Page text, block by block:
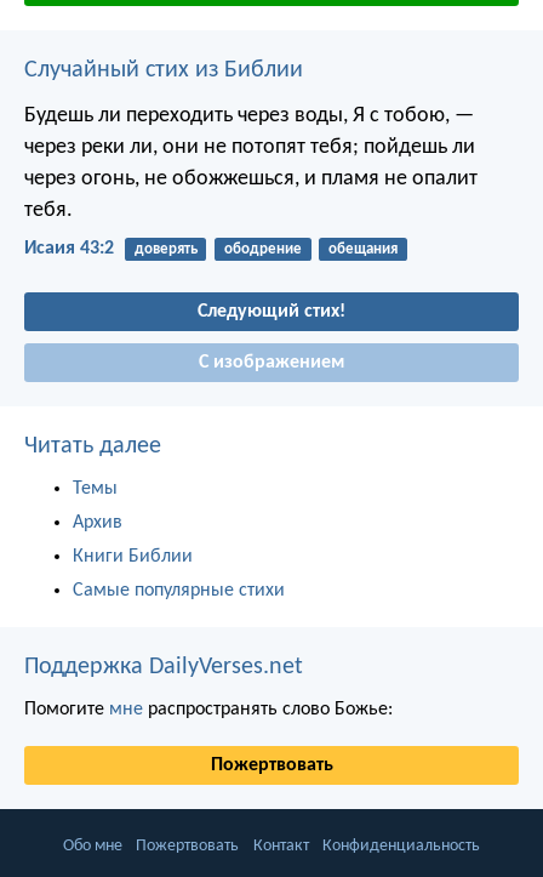
Случайный стих из Библии
Будешь ли переходить через воды, Я с тобою, —
через реки ли, они не потопят тебя; пойдешь ли
через огонь, не обожжешься, и пламя не опалит
тебя.
Исаия 43:2 доверять ободрение обещания
Следующий стих!
С изображением
Читать далее
Темы
Архив
Книги Библии
Самые популярные стихи
Поддержка DailyVerses.net
Помогите мне распространять слово Божье:
Пожертвовать
Обо мне Пожертвовать Контакт Конфиденциальность